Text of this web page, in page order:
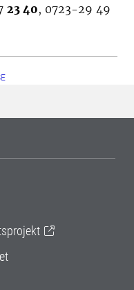
23 40, 0723-29 49